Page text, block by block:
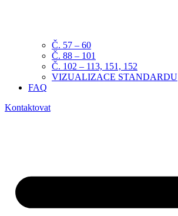
Č. 57 – 60
Č. 88 – 101
Č. 102 – 113, 151, 152
VIZUALIZACE STANDARDU
FAQ
Kontaktovat